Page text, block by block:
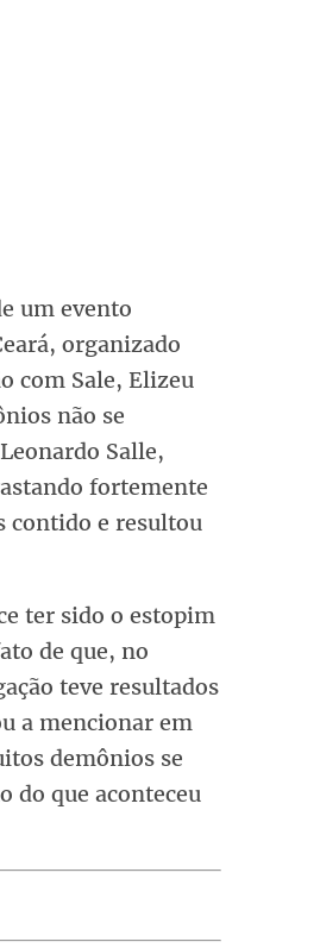
um evento
organizado
com Sale, Elizeu
não se
Salle,
fortemente
contido e resultou
ter sido o estopim
de que, no
teve resultados
a mencionar em
demônios se
do que aconteceu